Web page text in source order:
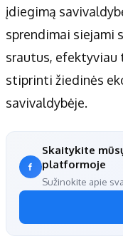
įdiegimą
sprendimai siejami
srautus,
stiprinti žiedinės
savivaldybėje.
Skaitykite
platformoje
Sužinokite apie